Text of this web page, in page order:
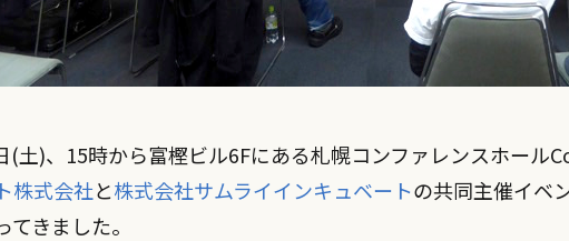
(土)、15時から富樫ビル6Fにある札幌コンファレンスホール
株式会社と株式会社サムライインキュベートの共同主催イベ
てきました。